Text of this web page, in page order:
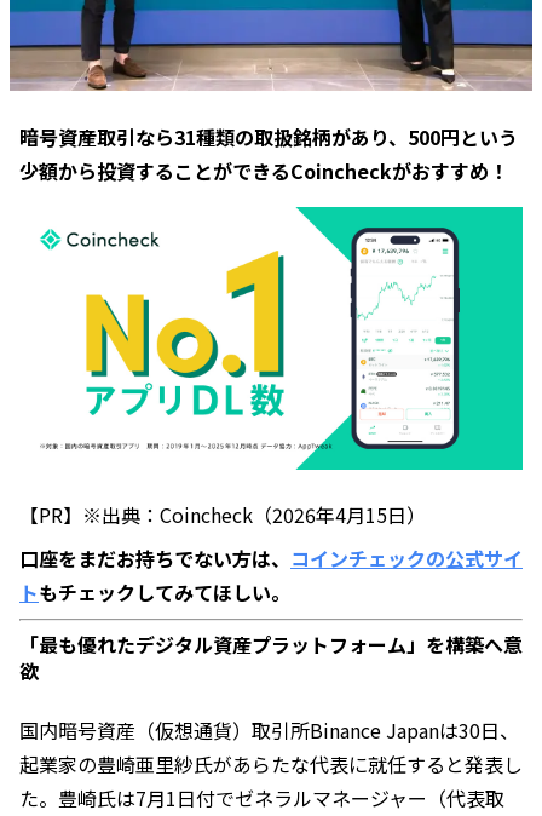
暗号資産取引なら31種類の取扱銘柄があり、500円という
少額から投資することができるCoincheckがおすすめ！
【PR】※出典：Coincheck（2026年4月15日）
口座をまだお持ちでない方は、 コインチェックの公式サイ
トもチェックしてみてほしい。
「最も優れたデジタル資産プラットフォーム」を構築へ意
欲
国内暗号資産（仮想通貨）取引所Binance Japanは30日、
起業家の豊崎亜里紗氏があらたな代表に就任すると発表し
た。豊崎氏は7月1日付でゼネラルマネージャー（代表取